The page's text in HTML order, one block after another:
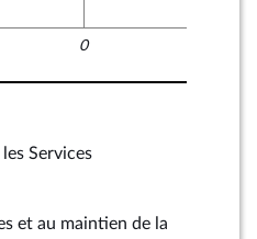
0
Services
et au maintien de la